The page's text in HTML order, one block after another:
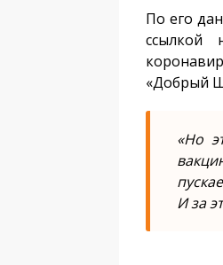
По его
ссылкой
«Добрый
«Но
И за